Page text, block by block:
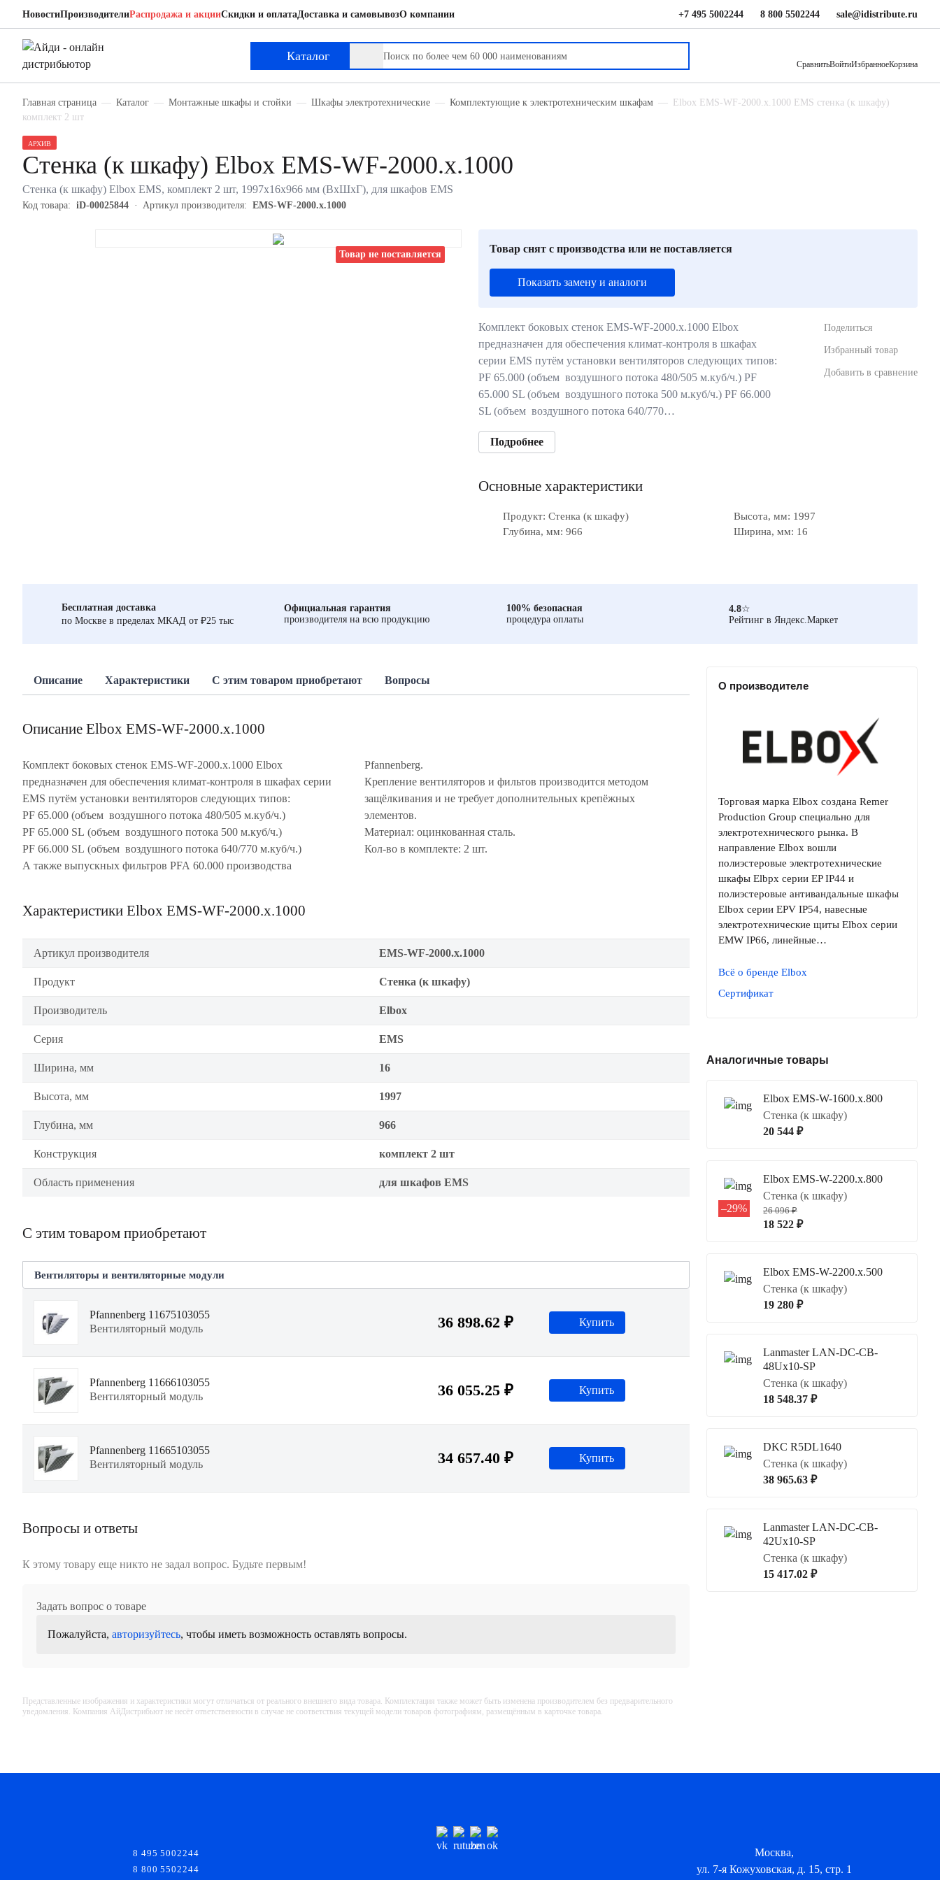
НовостиПроизводителиРаспродажа и акцииСкидки и оплатаДоставка и самовывозО компании +7 495 5002244 8 800 5502244 sale@idistribute.ru
Каталог
СравнитьВойтиИзбранноеКорзина
Главная страница Каталог Монтажные шкафы и стойки Шкафы электротехнические Комплектующие к электротехническим шкафам
Elbox EMS-WF-2000.x.1000 EMS стенка (к шкафу)
комплект 2 шт
Товар не поставляется
АРХИВ
Стенка (к шкафу) Elbox EMS-WF-2000.x.1000
Стенка (к шкафу) Elbox EMS, комплект 2 шт, 1997х16х966 мм (ВхШхГ), для шкафов EMS
Код товара: iD-00025844 Артикул производителя: EMS-WF-2000.x.1000
Товар снят с производства или не поставляется
Показать замену и аналоги
Комплект боковых стенок EMS-WF-2000.х.1000 Elbox
предназначен для обеспечения климат-контроля в шкафах
серии EMS путём установки вентиляторов следующих типов:
PF 65.000 (объем воздушного потока 480/505 м.куб/ч.) PF
65.000 SL (объем воздушного потока 500 м.куб/ч.) PF 66.000
SL (объем воздушного потока 640/770…
Подробнее
Поделиться
Избранный товар
Добавить в сравнение
Основные характеристики
Продукт: Стенка (к шкафу)
Высота, мм: 1997
Глубина, мм: 966
Ширина, мм: 16
Бесплатная доставка
по Москве в пределах МКАД от ₽25 тыс
Официальная гарантия
производителя на всю продукцию
100% безопасная
процедура оплаты
4.8☆
Рейтинг в Яндекс.Маркет
Описание Характеристики С этим товаром приобретают Вопросы
Описание Elbox EMS-WF-2000.x.1000
Комплект боковых стенок EMS-WF-2000.х.1000 Elbox
предназначен для обеспечения климат-контроля в шкафах серии
EMS путём установки вентиляторов следующих типов:
PF 65.000 (объем воздушного потока 480/505 м.куб/ч.)
PF 65.000 SL (объем воздушного потока 500 м.куб/ч.)
PF 66.000 SL (объем воздушного потока 640/770 м.куб/ч.)
А также выпускных фильтров PFA 60.000 производства
Pfannenberg.
Крепление вентиляторов и фильтов производится методом
защёлкивания и не требует дополнительных крепёжных
элементов.
Материал: оцинкованная сталь.
Кол-во в комплекте: 2 шт.
Характеристики Elbox EMS-WF-2000.x.1000
Артикул производителя EMS-WF-2000.x.1000
Продукт Стенка (к шкафу)
Производитель Elbox
Серия EMS
Ширина, мм 16
Высота, мм 1997
Глубина, мм 966
Конструкция комплект 2 шт
Область применения для шкафов EMS
С этим товаром приобретают
Вентиляторы и вентиляторные модули
Pfannenberg 11675103055
Вентиляторный модуль
36 898.62 ₽ Купить
Pfannenberg 11666103055
Вентиляторный модуль
36 055.25 ₽ Купить
Pfannenberg 11665103055
Вентиляторный модуль
34 657.40 ₽ Купить
Вопросы и ответы
К этому товару еще никто не задал вопрос. Будьте первым!
Задать вопрос о товаре
Пожалуйста, авторизуйтесь, чтобы иметь возможность оставлять вопросы.
Представленные изображения и характеристики могут отличаться от реального внешнего вида товара. Комплектация также может быть изменена производителем без предварительного
уведомления. Компания АйДистрибьют не несёт ответственности в случае не соответствия текущей модели товаров фотографиям, размещённым в карточке товара.
О производителе
Торговая марка Elbox создана Remer
Production Group специально для
электротехнического рынка. В
направление Elbox вошли
полиэстеровые электротехнические
шкафы Elbpx серии EP IP44 и
полиэстеровые антивандальные шкафы
Elbox серии EPV IP54, навесные
электротехнические щиты Elbox серии
EMW IP66, линейные…
Всё о бренде Elbox
Сертификат
Аналогичные товары
Elbox EMS-W-1600.x.800
Стенка (к шкафу)
20 544 ₽
–29%
Elbox EMS-W-2200.x.800
Стенка (к шкафу)
26 096 ₽
18 522 ₽
Elbox EMS-W-2200.x.500
Стенка (к шкафу)
19 280 ₽
Lanmaster LAN-DC-CB-
48Ux10-SP
Стенка (к шкафу)
18 548.37 ₽
DKC R5DL1640
Стенка (к шкафу)
38 965.63 ₽
Lanmaster LAN-DC-CB-
42Ux10-SP
Стенка (к шкафу)
15 417.02 ₽
Elbox EMS-WF-2000.x.1000
Стенка (к шкафу)
8 495 5002244
8 800 5502244
Москва,
ул. 7-я Кожуховская, д. 15, стр. 1